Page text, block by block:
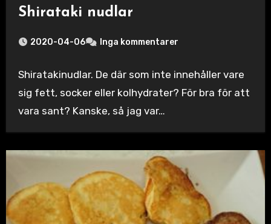
Shirataki nudlar
2020-04-06 Inga kommentarer
Shiratakinudlar. De där som inte innehåller vare
sig fett, socker eller kolhydrater? För bra för att
vara sant? Kanske, så jag var…